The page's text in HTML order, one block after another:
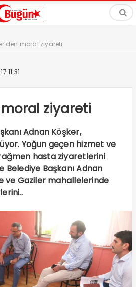
moral ziyareti
11:31
moral ziyareti
Adnan Köşker,
Yoğun geçen hizmet ve
hasta ziyaretlerini
Başkanı Adnan
ve Gaziler mahallelerinde